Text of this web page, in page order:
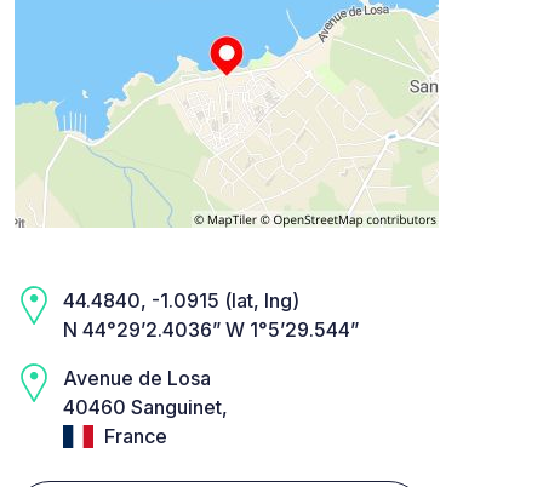
44.4840, -1.0915 (lat, lng)
N 44°29’2.4036” W 1°5’29.544”
Avenue de Losa
40460 Sanguinet,
France